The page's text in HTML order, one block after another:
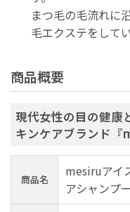
まつ毛の毛流れに
毛エクステをして
商品概要
現代女性の目の健康
キンケアブランド『
商品名
mesiruアイ
アシャンプー